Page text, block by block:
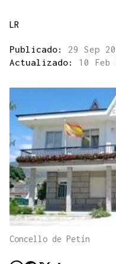
LR
Publicado: 29 Sep
Actualizado: 10
Concello de Petín